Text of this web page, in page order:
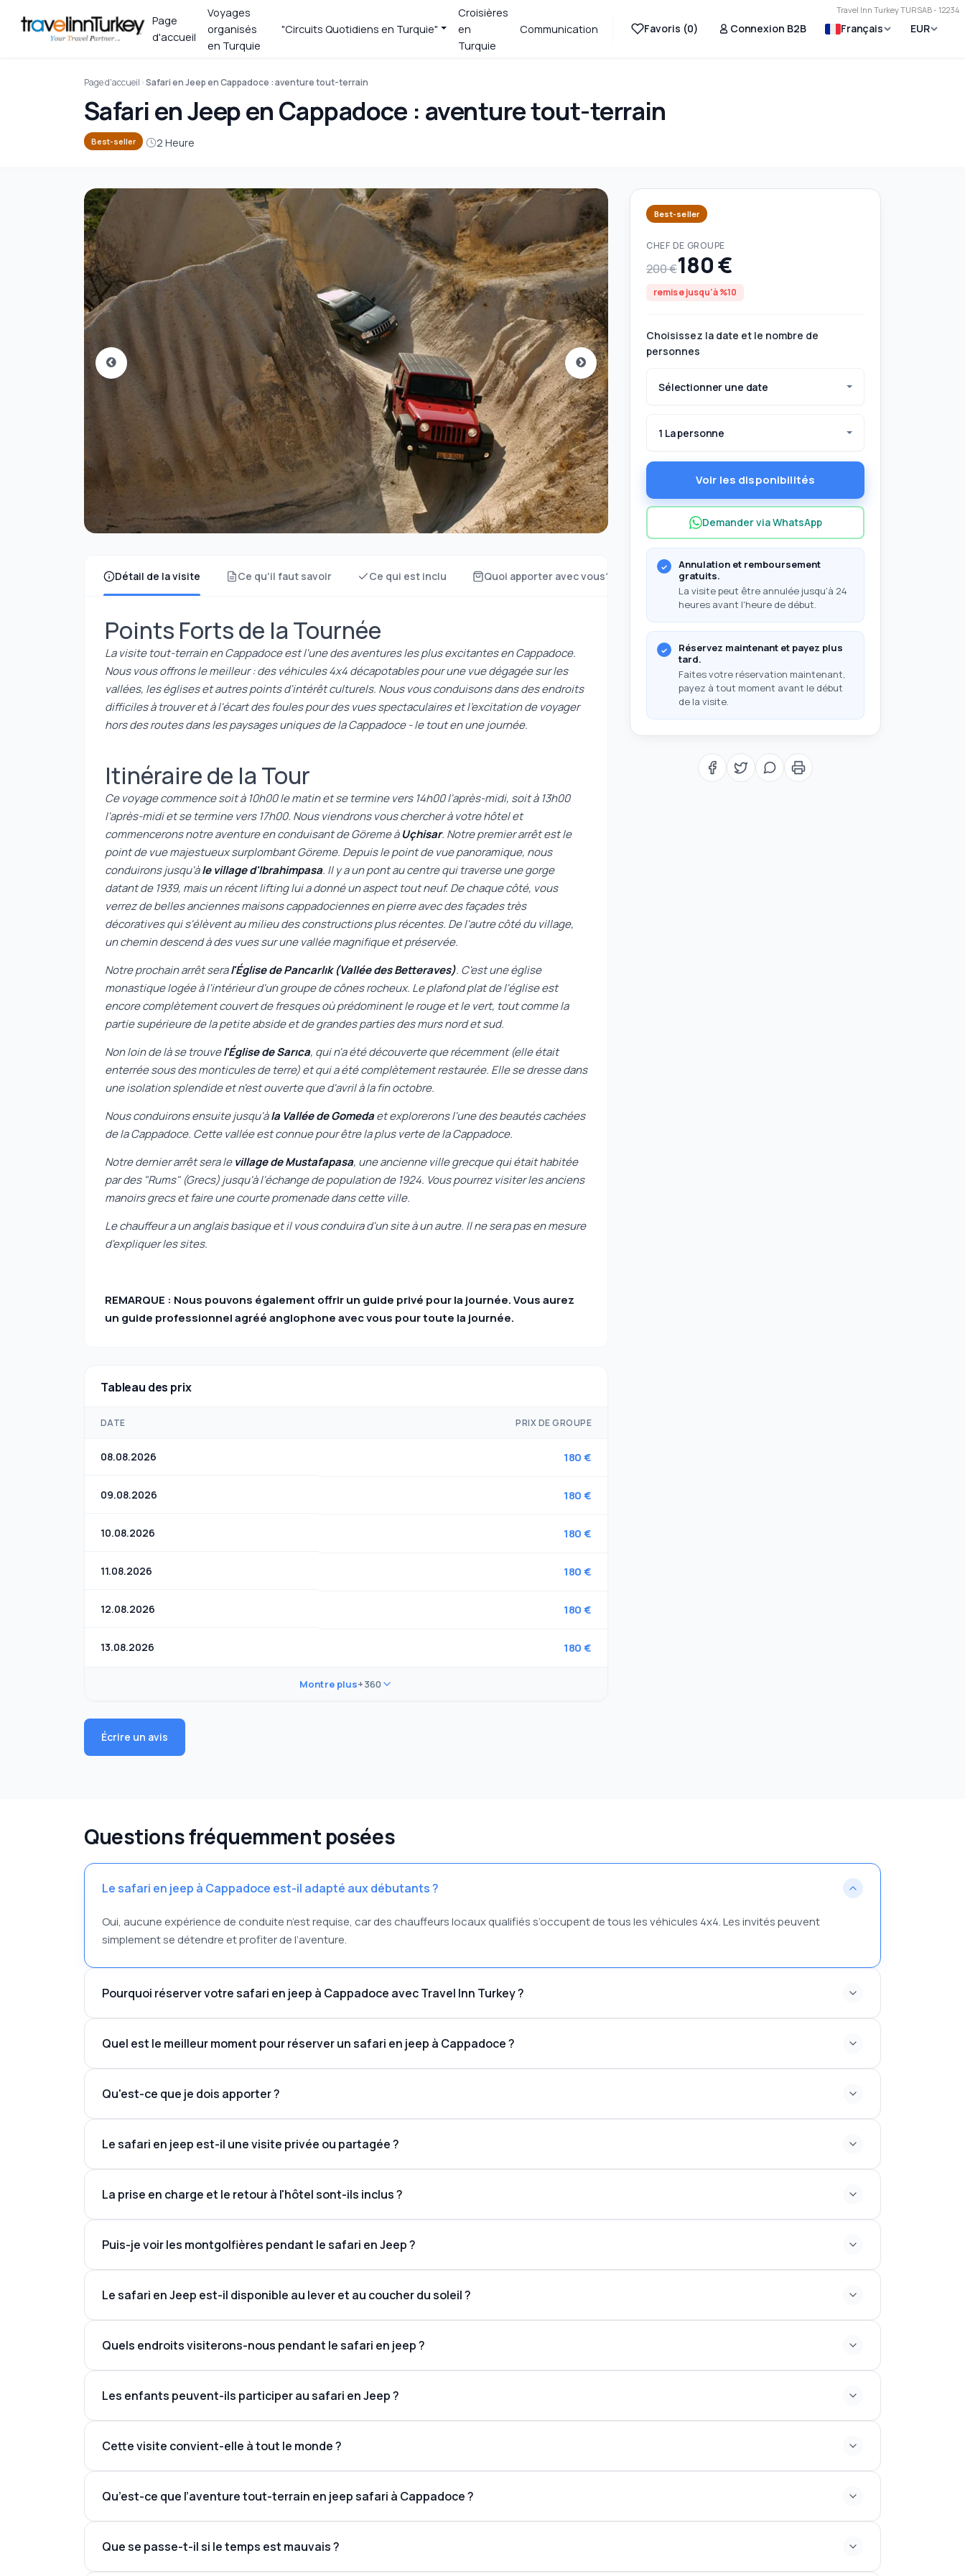
Travel Inn Turkey TURSAB - 12234
Page
d'accueil
Voyages
organisés
en Turquie
"Circuits Quotidiens en Turquie"
Croisières
en
Turquie
Communication Favoris (0) Connexion B2B Français EUR
Page d'accueil Safari en Jeep en Cappadoce : aventure tout-terrain
Safari en Jeep en Cappadoce : aventure tout-terrain
Best-seller 2 Heure
Détail de la visite Ce qu'il faut savoir Ce qui est inclu Quoi apporter avec vous?
Points Forts de la Tournée
La visite tout-terrain en Cappadoce est l'une des aventures les plus excitantes en Cappadoce.
Nous vous offrons le meilleur : des véhicules 4x4 décapotables pour une vue dégagée sur les
vallées, les églises et autres points d'intérêt culturels. Nous vous conduisons dans des endroits
difficiles à trouver et à l'écart des foules pour des vues spectaculaires et l'excitation de voyager
hors des routes dans les paysages uniques de la Cappadoce - le tout en une journée.
Itinéraire de la Tour
Ce voyage commence soit à 10h00 le matin et se termine vers 14h00 l'après-midi, soit à 13h00
l'après-midi et se termine vers 17h00. Nous viendrons vous chercher à votre hôtel et
commencerons notre aventure en conduisant de Göreme àUçhisar. Notre premier arrêt est le
point de vue majestueux surplombant Göreme. Depuis le point de vue panoramique, nous
conduirons jusqu'àle village d'Ibrahimpasa. Il y a un pont au centre qui traverse une gorge
datant de 1939, mais un récent lifting lui a donné un aspect tout neuf. De chaque côté, vous
verrez de belles anciennes maisons cappadociennes en pierre avec des façades très
décoratives qui s'élèvent au milieu des constructions plus récentes. De l'autre côté du village,
un chemin descend à des vues sur une vallée magnifique et préservée.
Notre prochain arrêt seral'Église de Pancarlık (Vallée des Betteraves). C'est une église
monastique logée à l'intérieur d'un groupe de cônes rocheux. Le plafond plat de l'église est
encore complètement couvert de fresques où prédominent le rouge et le vert, tout comme la
partie supérieure de la petite abside et de grandes parties des murs nord et sud.
Non loin de là se trouvel'Église de Sarıca, qui n'a été découverte que récemment (elle était
enterrée sous des monticules de terre) et qui a été complètement restaurée. Elle se dresse dans
une isolation splendide et n'est ouverte que d'avril à la fin octobre.
Nous conduirons ensuite jusqu'àla Vallée de Gomedaet explorerons l'une des beautés cachées
de la Cappadoce. Cette vallée est connue pour être la plus verte de la Cappadoce.
Notre dernier arrêt sera levillage de Mustafapasa, une ancienne ville grecque qui était habitée
par des "Rums" (Grecs) jusqu'à l'échange de population de 1924. Vous pourrez visiter les anciens
manoirs grecs et faire une courte promenade dans cette ville.
Le chauffeur a un anglais basique et il vous conduira d'un site à un autre. Il ne sera pas en mesure
d'expliquer les sites.
REMARQUE : Nous pouvons également offrir un guide privé pour la journée. Vous aurez
un guide professionnel agréé anglophone avec vous pour toute la journée.
Tableau des prix
DATE PRIX DE GROUPE
08.08.2026 180 €
09.08.2026 180 €
10.08.2026 180 €
11.08.2026 180 €
12.08.2026 180 €
13.08.2026 180 €
Montre plus+360
Écrire un avis
Best-seller
CHEF DE GROUPE
200 €180 €
remise jusqu'à %10
Choisissez la date et le nombre de
personnes
Sélectionner une date
1 La personne
Voir les disponibilités
Demander via WhatsApp
Annulation et remboursement
gratuits.
La visite peut être annulée jusqu'à 24
heures avant l'heure de début.
Réservez maintenant et payez plus
tard.
Faites votre réservation maintenant,
payez à tout moment avant le début
de la visite.
Questions fréquemment posées
Le safari en jeep à Cappadoce est-il adapté aux débutants ?
Oui, aucune expérience de conduite n’est requise, car des chauffeurs locaux qualifiés s’occupent de tous les véhicules 4x4. Les invités peuvent
simplement se détendre et profiter de l’aventure.
Pourquoi réserver votre safari en jeep à Cappadoce avec Travel Inn Turkey ?
Chauffeurs locaux expérimentés
Itinéraires tout-terrain soigneusement sélectionnés
Véhicules 4x4 fiables
Options de réservation flexibles
Assistance clientèle dédiée
Réservation en ligne sécurisée
Quel est le meilleur moment pour réserver un safari en jeep à Cappadoce ?
Qu'est-ce que je dois apporter ?
Appareil photo ou smartphone
Lunettes de soleil
Crème solaire
Chaussures confortables
Veste légère
Eau potable
Le safari en jeep est-il une visite privée ou partagée ?
La prise en charge et le retour à l'hôtel sont-ils inclus ?
Puis-je voir les montgolfières pendant le safari en Jeep ?
Le safari en Jeep est-il disponible au lever et au coucher du soleil ?
Quels endroits visiterons-nous pendant le safari en jeep ?
La Vallée de l’Amour
La Vallée des Roses
La Vallée Rouge
La Vallée des Pigeons
Panorama d’Ortahisar
Les enfants peuvent-ils participer au safari en Jeep ?
Cette visite convient-elle à tout le monde ?
Qu’est-ce que l’aventure tout-terrain en jeep safari à Cappadoce ?
Que se passe-t-il si le temps est mauvais ?